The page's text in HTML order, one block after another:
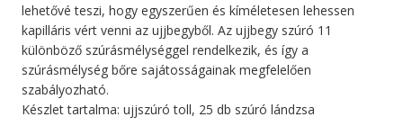
lehetővé teszi, hogy egyszerűen és kíméletesen lehessen
kapilláris vért venni az ujjbegyből. Az ujjbegy szúró 11
különböző szúrásmélységgel rendelkezik, és így a
szúrásmélység bőre sajátosságainak megfelelően
szabályozható.
Készlet tartalma: ujjszúró toll, 25 db szúró lándzsa